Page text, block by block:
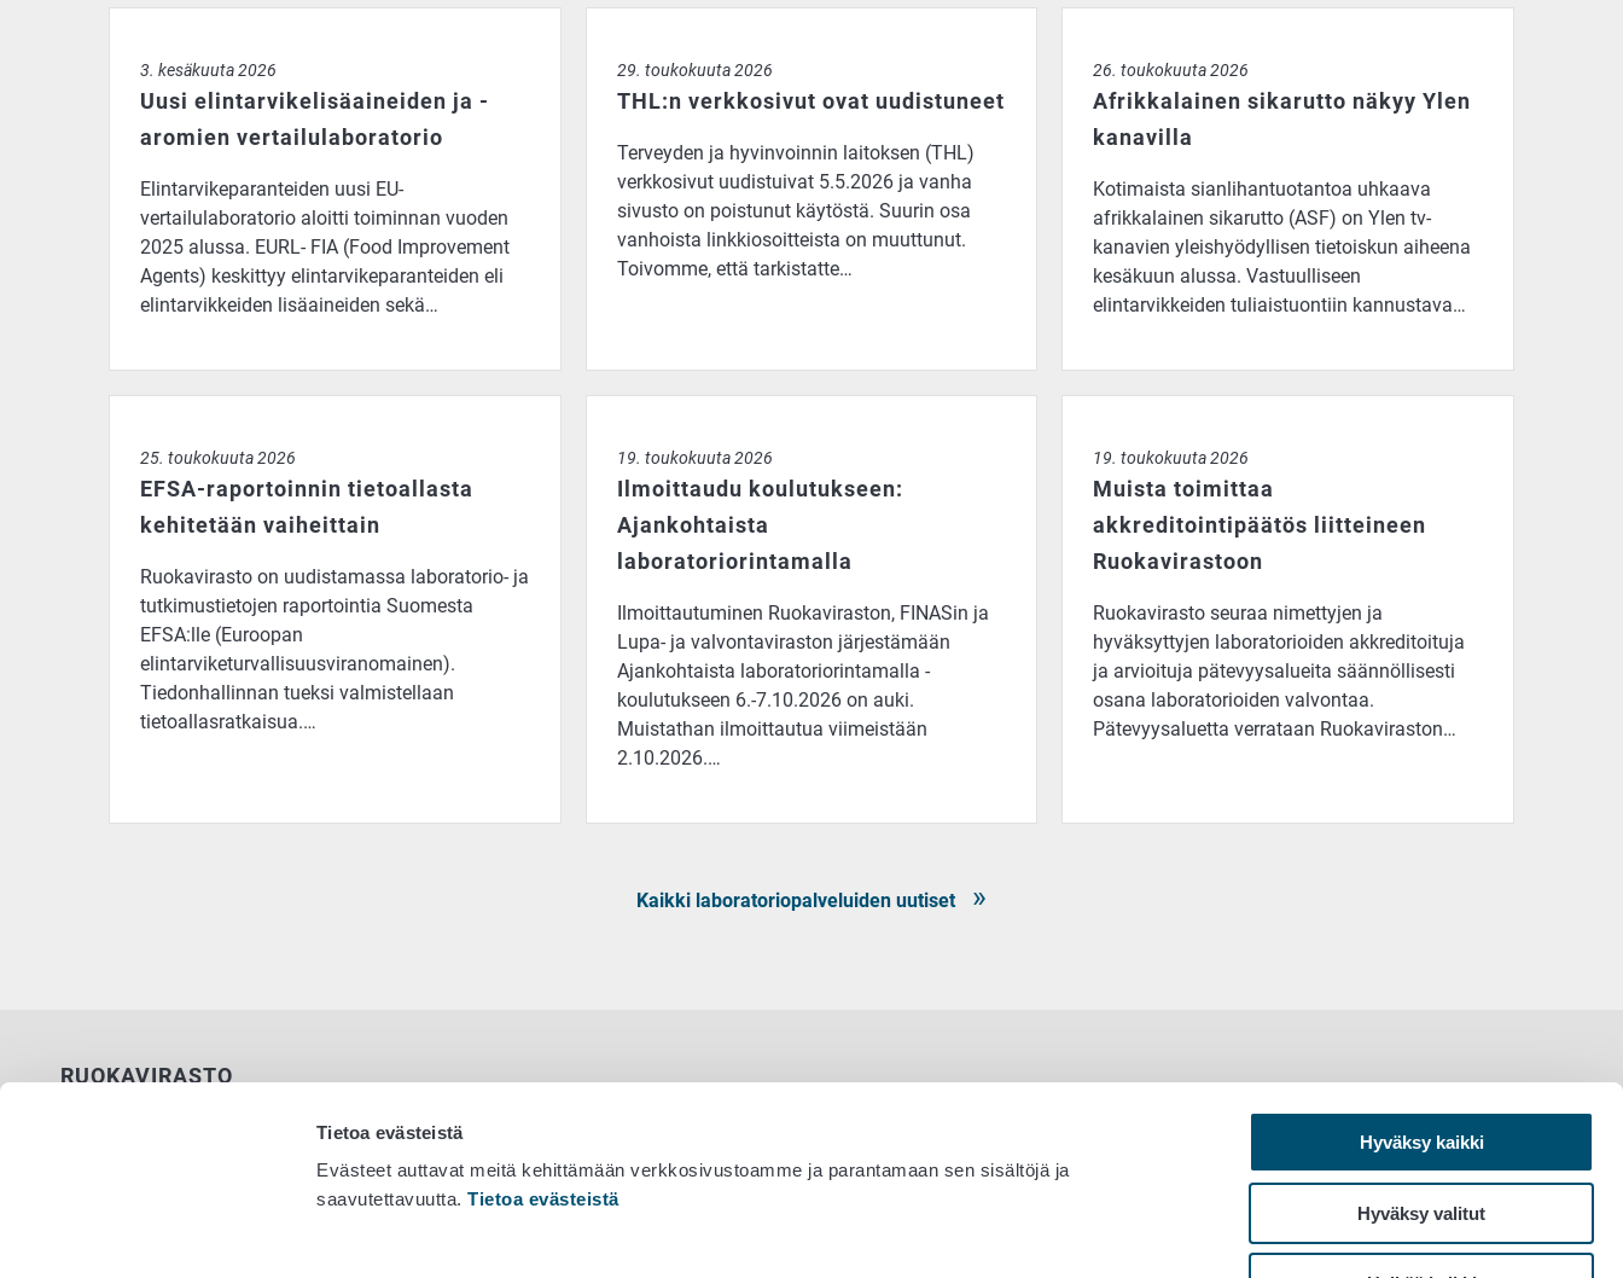
Tietoa evästeistä
Evästeet auttavat meitä kehittämään verkkosivustoamme ja parantamaan sen sisältöjä ja
saavutettavuutta.Tietoa evästeistä
Hyväksy kaikki
Hyväksy valitut
3. kesäkuuta 2026
Uusi elintarvikelisäaineiden ja -
aromien vertailulaboratorio
Elintarvikeparanteiden uusi EU-
vertailulaboratorio aloitti toiminnan vuoden
2025 alussa. EURL- FIA (Food Improvement
Agents) keskittyy elintarvikeparanteiden eli
elintarvikkeiden lisäaineiden sekä…
29. toukokuuta 2026
THL:n verkkosivut ovat uudistuneet
Terveyden ja hyvinvoinnin laitoksen (THL)
verkkosivut uudistuivat 5.5.2026 ja vanha
sivusto on poistunut käytöstä. Suurin osa
vanhoista linkkiosoitteista on muuttunut.
Toivomme, että tarkistatte…
26. toukokuuta 2026
Afrikkalainen sikarutto näkyy Ylen
kanavilla
Kotimaista sianlihantuotantoa uhkaava
afrikkalainen sikarutto (ASF) on Ylen tv-
kanavien yleishyödyllisen tietoiskun aiheena
kesäkuun alussa. Vastuulliseen
elintarvikkeiden tuliaistuontiin kannustava…
25. toukokuuta 2026
EFSA-raportoinnin tietoallasta
kehitetään vaiheittain
Ruokavirasto on uudistamassa laboratorio- ja
tutkimustietojen raportointia Suomesta
EFSA:lle (Euroopan
elintarviketurvallisuusviranomainen).
Tiedonhallinnan tueksi valmistellaan
tietoallasratkaisua.…
19. toukokuuta 2026
Ilmoittaudu koulutukseen:
Ajankohtaista
laboratoriorintamalla
Ilmoittautuminen Ruokaviraston, FINASin ja
Lupa- ja valvontaviraston järjestämään
Ajankohtaista laboratoriorintamalla -
koulutukseen 6.-7.10.2026 on auki.
Muistathan ilmoittautua viimeistään
2.10.2026.…
19. toukokuuta 2026
Muista toimittaa
akkreditointipäätös liitteineen
Ruokavirastoon
Ruokavirasto seuraa nimettyjen ja
hyväksyttyjen laboratorioiden akkreditoituja
ja arvioituja pätevyysalueita säännöllisesti
osana laboratorioiden valvontaa.
Pätevyysaluetta verrataan Ruokaviraston…
Kaikki laboratoriopalveluiden uutiset
RUOKAVIRASTO